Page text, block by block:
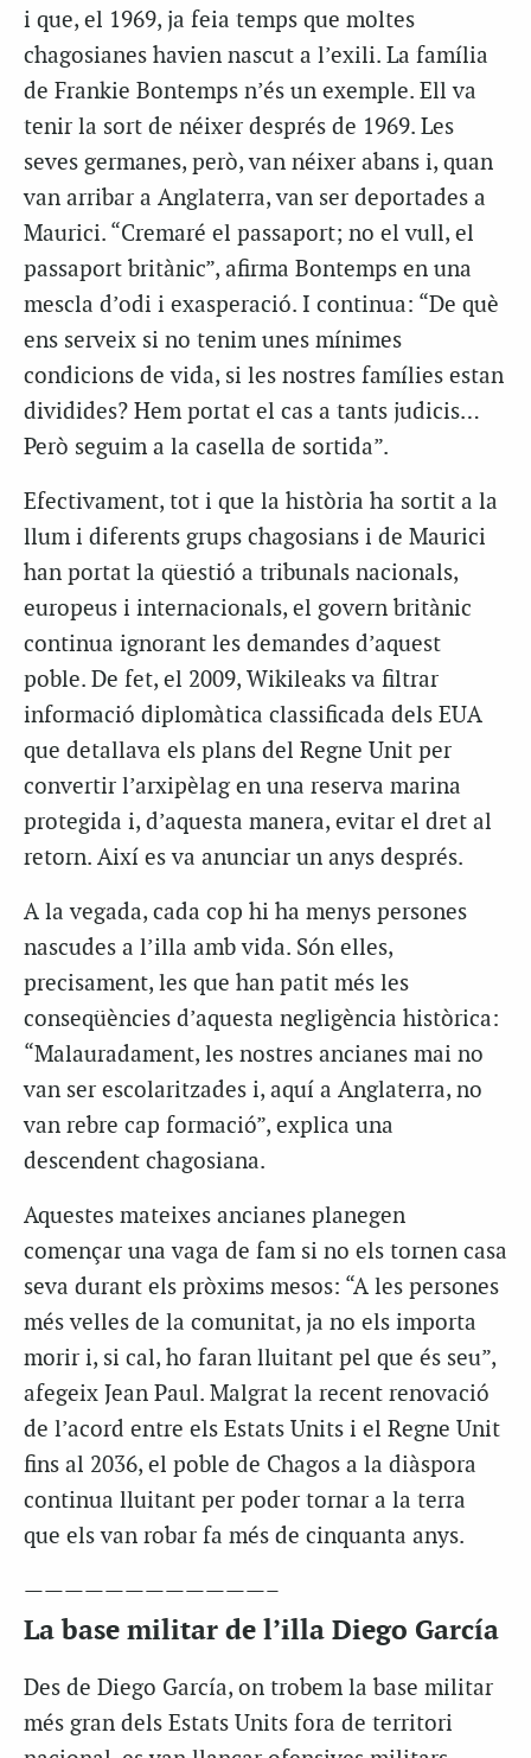
i que, el 1969, ja feia temps que moltes
chagosianes havien nascut a l’exili. La família
de Frankie Bontemps n’és un exemple. Ell va
tenir la sort de néixer després de 1969. Les
seves germanes, però, van néixer abans i, quan
van arribar a Anglaterra, van ser deportades a
Maurici. “Cremaré el passaport; no el vull, el
passaport britànic”, afirma Bontemps en una
mescla d’odi i exasperació. I continua: “De què
ens serveix si no tenim unes mínimes
condicions de vida, si les nostres famílies estan
dividides? Hem portat el cas a tants judicis…
Però seguim a la casella de sortida”.
Efectivament, tot i que la història ha sortit a la
llum i diferents grups chagosians i de Maurici
han portat la qüestió a tribunals nacionals,
europeus i internacionals, el govern britànic
continua ignorant les demandes d’aquest
poble. De fet, el 2009, Wikileaks va filtrar
informació diplomàtica classificada dels EUA
que detallava els plans del Regne Unit per
convertir l’arxipèlag en una reserva marina
protegida i, d’aquesta manera, evitar el dret al
retorn. Així es va anunciar un anys després.
A la vegada, cada cop hi ha menys persones
nascudes a l’illa amb vida. Són elles,
precisament, les que han patit més les
conseqüències d’aquesta negligència històrica:
“Malauradament, les nostres ancianes mai no
van ser escolaritzades i, aquí a Anglaterra, no
van rebre cap formació”, explica una
descendent chagosiana.
Aquestes mateixes ancianes planegen
començar una vaga de fam si no els tornen casa
seva durant els pròxims mesos: “A les persones
més velles de la comunitat, ja no els importa
morir i, si cal, ho faran lluitant pel que és seu”,
afegeix Jean Paul. Malgrat la recent renovació
de l’acord entre els Estats Units i el Regne Unit
fins al 2036, el poble de Chagos a la diàspora
continua lluitant per poder tornar a la terra
que els van robar fa més de cinquanta anys.
————————————–
La base militar de l’illa Diego García
Des de Diego García, on trobem la base militar
més gran dels Estats Units fora de territori